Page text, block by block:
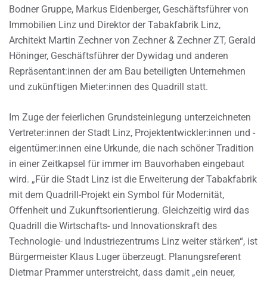
Bodner Gruppe, Markus Eidenberger, Geschäftsführer von
Immobilien Linz und Direktor der Tabakfabrik Linz,
Architekt Martin Zechner von Zechner & Zechner ZT, Gerald
Höninger, Geschäftsführer der Dywidag und anderen
Repräsentant:innen der am Bau beteiligten Unternehmen
und zukünftigen Mieter:innen des Quadrill statt.
Im Zuge der feierlichen Grundsteinlegung unterzeichneten
Vertreter:innen der Stadt Linz, Projektentwickler:innen und -
eigentümer:innen eine Urkunde, die nach schöner Tradition
in einer Zeitkapsel für immer im Bauvorhaben eingebaut
wird. „Für die Stadt Linz ist die Erweiterung der Tabakfabrik
mit dem Quadrill-Projekt ein Symbol für Modernität,
Offenheit und Zukunftsorientierung. Gleichzeitig wird das
Quadrill die Wirtschafts- und Innovationskraft des
Technologie- und Industriezentrums Linz weiter stärken“, ist
Bürgermeister Klaus Luger überzeugt. Planungsreferent
Dietmar Prammer unterstreicht, dass damit „ein neuer,